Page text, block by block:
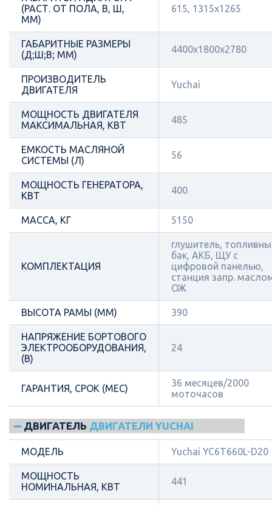
(РАСТ. ОТ ПОЛА, В, Ш,
ММ)
615, 1315х1265
ГАБАРИТНЫЕ РАЗМЕРЫ
(Д;Ш;В; ММ)
4400x1800x2780
ПРОИЗВОДИТЕЛЬ
ДВИГАТЕЛЯ
Yuchai
МОЩНОСТЬ ДВИГАТЕЛЯ
МАКСИМАЛЬНАЯ, КВТ
485
ЕМКОСТЬ МАСЛЯНОЙ
СИСТЕМЫ (Л)
56
МОЩНОСТЬ ГЕНЕРАТОРА,
КВТ
400
МАССА, КГ 5150
КОМПЛЕКТАЦИЯ
глушитель,
бак, АКБ, ЩУ с
цифровой панелью,
станция запр.
ОЖ
ВЫСОТА РАМЫ (ММ) 390
НАПРЯЖЕНИЕ БОРТОВОГО
ЭЛЕКТРООБОРУДОВАНИЯ,
(В)
24
ГАРАНТИЯ, СРОК (МЕС)
36 месяцев/2000
моточасов
ДВИГАТЕЛЬ ДВИГАТЕЛИ YUCHAI
МОДЕЛЬ Yuchai YC6T660L-D20
МОЩНОСТЬ
НОМИНАЛЬНАЯ, КВТ
441